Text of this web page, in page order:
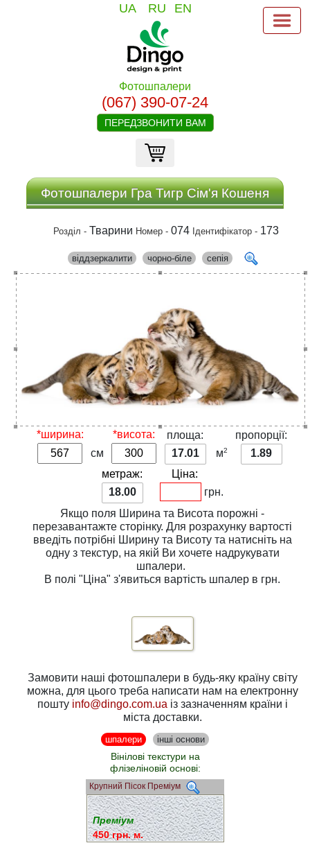
UA RU EN
Фотошпалери
(067) 390-07-24
ПЕРЕДЗВОНИТИ ВАМ
Фотошпалери Гра Тигр Сім'я Кошеня
Розділ - Тварини Номер - 074 Ідентифікатор - 173
віддзеркалити чорно-біле сепія
*ширина:
см
*висота:
площа:
17.01
м2
пропорції:
1.89
метраж:
18.00
Ціна:
грн.
Якщо поля Ширина та Висота порожні -
перезавантажте сторінку. Для розрахунку вартості
введіть потрібні Ширинута Висотута натисніть на
одну з текстур, на якій Ви хочете надрукувати
шпалери.
В полі"Ціна" з'явиться вартість шпалер в грн.
Замовити наші фотошпалери в будь-яку країну світу
можна, для цього треба написати нам на електронну
пошту info@dingo.com.ua із зазначенням країни і
міста доставки.
шпалери інші основи
Вінілові текстури на
флізеліновій основі:
Крупний Пісок Преміум
Преміум
450 грн. м.